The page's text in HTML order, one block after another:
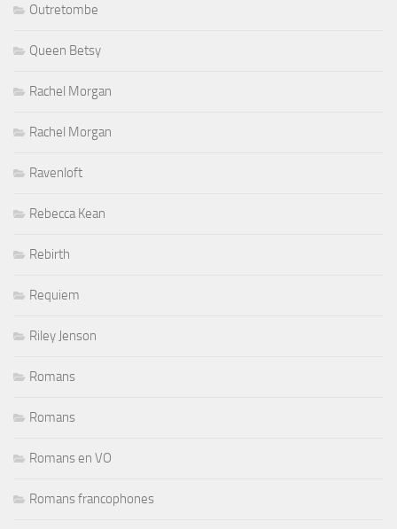
Outretombe
Queen Betsy
Rachel Morgan
Rachel Morgan
Ravenloft
Rebecca Kean
Rebirth
Requiem
Riley Jenson
Romans
Romans
Romans en VO
Romans francophones